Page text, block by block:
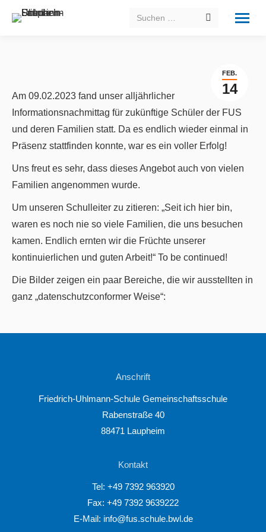
Search:
FEB.
14
Am 09.02.2023 fand unser alljährlicher
Informationsnachmittag für zukünftige Schüler der FUS
und deren Familien statt. Da es endlich wieder einmal in
Präsenz stattfinden konnte, war es ein voller Erfolg!
Uns freut es sehr, dass dieses Angebot auch von vielen
Familien angenommen wurde.
Um unseren Schulleiter zu zitieren: „Seit ich hier bin,
waren es noch nie so viele Familien, die uns besuchen
kamen. Endlich ernten wir die Früchte unserer
kontinuierlichen und guten Arbeit!“ To be continued!
Die Bilder zeigen ein paar Bereiche, die wir ausstellten in
ganz „datenschutzconformer Weise“:
Anschrift
Friedrich-Uhlmann-Schule Gemeinschaftsschule
Rabenstraße 40
88471 Laupheim
Kontakt
Tel: +49 7392 963920
Fax: +49 7392 9639222
E-Mail: info@fus.schule.bwl.de